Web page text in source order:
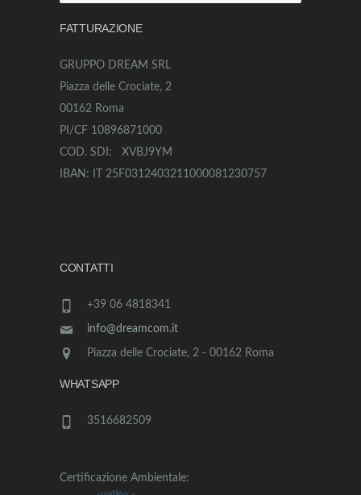
per:
FATTURAZIONE
GRUPPO DREAM SRL
Piazza delle Crociate, 2
00162 Roma
PI/CF 10896871000
COD. SDI: XVBJ9YM
IBAN: IT 25F0312403211000081230757
CONTATTI
+39 06 4818341
info@dreamcom.it
Piazza delle Crociate, 2 - 00162 Roma
WHATSAPP
3516682509
Certificazione Ambientale: